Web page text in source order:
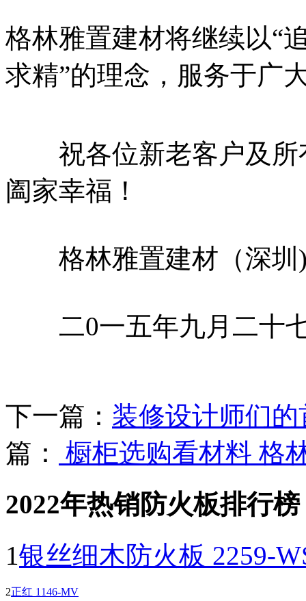
格林雅置建材将继续以“
求精”的理念，服务于广
祝各位新老客户及所
阖家幸福！
格林雅置建材（深圳)
二0一五年九月二十
下一篇： 装修设计师们
篇：
橱柜选购看材料 格
2022年热销防火板排行榜
1银丝细木防火板 2259-
2正红 1146-MV